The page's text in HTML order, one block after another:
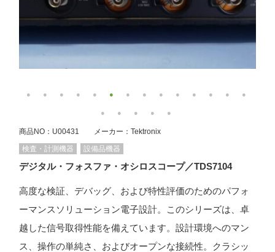
商品NO：U00431 メーカー：Tektronix
検査・計測機器
設備品機器
デジタル・フォスファ・オシロスコープ／TDS7104
高度な検証、デバッグ、および特性評価のためのパフォ
ーマンスソリューション電子設計。このシリーズは、卓
越した信号取得性能を備えています。設計環境へのマン
ス、操作の単純さ、およびオープンな接続性。クラシッ